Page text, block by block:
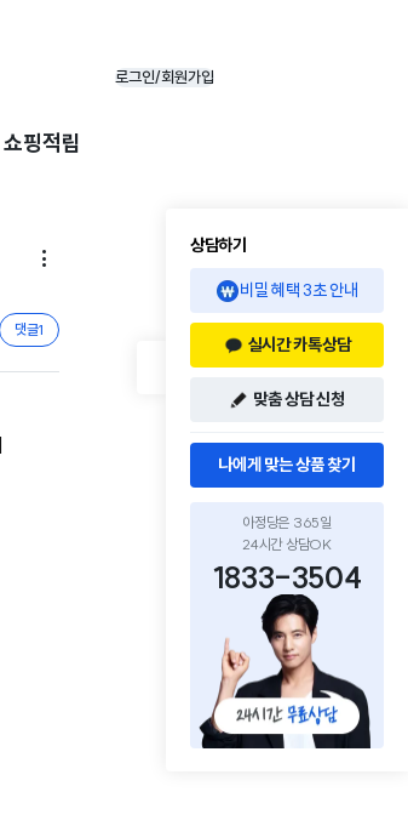
로그인/회원가입
쇼핑적립

댓글1
상담하기
비밀 혜택 3초 안내
실시간 카톡상담
맞춤 상담 신청
나에게 맞는 상품 찾기
아정당은 365일
24시간 상담OK
1833-3504